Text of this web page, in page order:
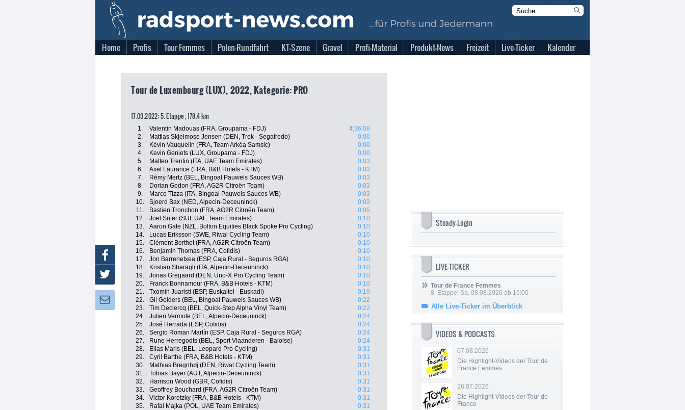
Home Profis Tour Femmes Polen-Rundfahrt KT-Szene Gravel Profi-Material Produkt-News Freizeit Live-Ticker Kalender
Tour de Luxembourg (LUX), 2022, Kategorie: PRO
17.09.2022: 5. Etappe , 178.4 km
1. Valentin Madouas (FRA, Groupama - FDJ)
4:36:08
2.
Mattias Skjelmose Jensen (DEN, Trek - Segafredo)
0:00
3.
Kévin Vauquelin (FRA, Team Arkéa Samsic)
0:00
4.
Kevin Geniets (LUX, Groupama - FDJ)
0:00
5.
Matteo Trentin (ITA, UAE Team Emirates)
0:03
6.
Axel Laurance (FRA, B&B Hotels - KTM)
0:03
7.
Rémy Mertz (BEL, Bingoal Pauwels Sauces WB)
0:03
8.
Dorian Godon (FRA, AG2R Citroën Team)
0:03
9.
Marco Tizza (ITA, Bingoal Pauwels Sauces WB)
0:03
10.
Sjoerd Bax (NED, Alpecin-Deceuninck)
0:03
11.
Bastien Tronchon (FRA, AG2R Citroën Team)
0:05
12.
Joel Suter (SUI, UAE Team Emirates)
0:10
13.
Aaron Gate (NZL, Bolton Equities Black Spoke Pro Cycling)
0:10
14.
Lucas Eriksson (SWE, Riwal Cycling Team)
0:10
15.
Clément Berthet (FRA, AG2R Citroën Team)
0:10
16.
Benjamin Thomas (FRA, Cofidis)
0:10
17.
Jon Barrenetxea (ESP, Caja Rural - Seguros RGA)
0:10
18.
Kristian Sbaragli (ITA, Alpecin-Deceuninck)
0:10
19.
Jonas Gregaard (DEN, Uno-X Pro Cycling Team)
0:10
20.
Franck Bonnamour (FRA, B&B Hotels - KTM)
0:10
21.
Txomin Juaristi (ESP, Euskaltel - Euskadi)
0:19
22.
Gil Gelders (BEL, Bingoal Pauwels Sauces WB)
0:22
23.
Tim Declercq (BEL, Quick-Step Alpha Vinyl Team)
0:22
24.
Julien Vermote (BEL, Alpecin-Deceuninck)
0:24
25.
José Herrada (ESP, Cofidis)
0:24
26.
Sergio Roman Martín (ESP, Caja Rural - Seguros RGA)
0:24
27.
Rune Herregodts (BEL, Sport Vlaanderen - Baloise)
0:24
28.
Elias Maris (BEL, Leopard Pro Cycling)
0:31
29.
Cyril Barthe (FRA, B&B Hotels - KTM)
0:31
30.
Mathias Bregnhøj (DEN, Riwal Cycling Team)
0:31
31.
Tobias Bayer (AUT, Alpecin-Deceuninck)
0:31
32.
Harrison Wood (GBR, Cofidis)
0:31
33.
Geoffrey Bouchard (FRA, AG2R Citroën Team)
0:31
34.
Victor Koretzky (FRA, B&B Hotels - KTM)
0:31
35.
Rafal Majka (POL, UAE Team Emirates)
0:31
Steady-Login
LIVE-TICKER
Tour de France Femmes
8. Etappe, Sa. 08.08.2026 ab 16:00
Alle Live-Ticker im Überblick
VIDEOS & PODCASTS
07.08.2026
Die Highlight-Videos der Tour de
France Femmes
26.07.2026
Die Highlight-Videos der Tour de
France
Facebook
Twitter
Newsletter: